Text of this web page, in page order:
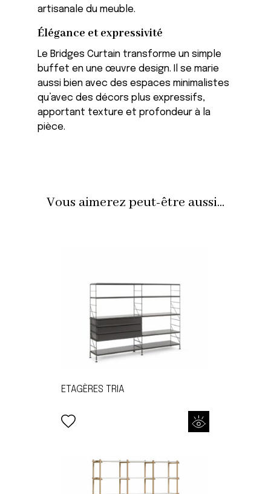
artisanale du meuble.
Élégance et expressivité
Le Bridges Curtain transforme un simple
buffet en une œuvre design. Il se marie
aussi bien avec des espaces minimalistes
qu’avec des décors plus expressifs,
apportant texture et profondeur à la
pièce.
Vous aimerez peut-être aussi...
ETAGÈRES TRIA